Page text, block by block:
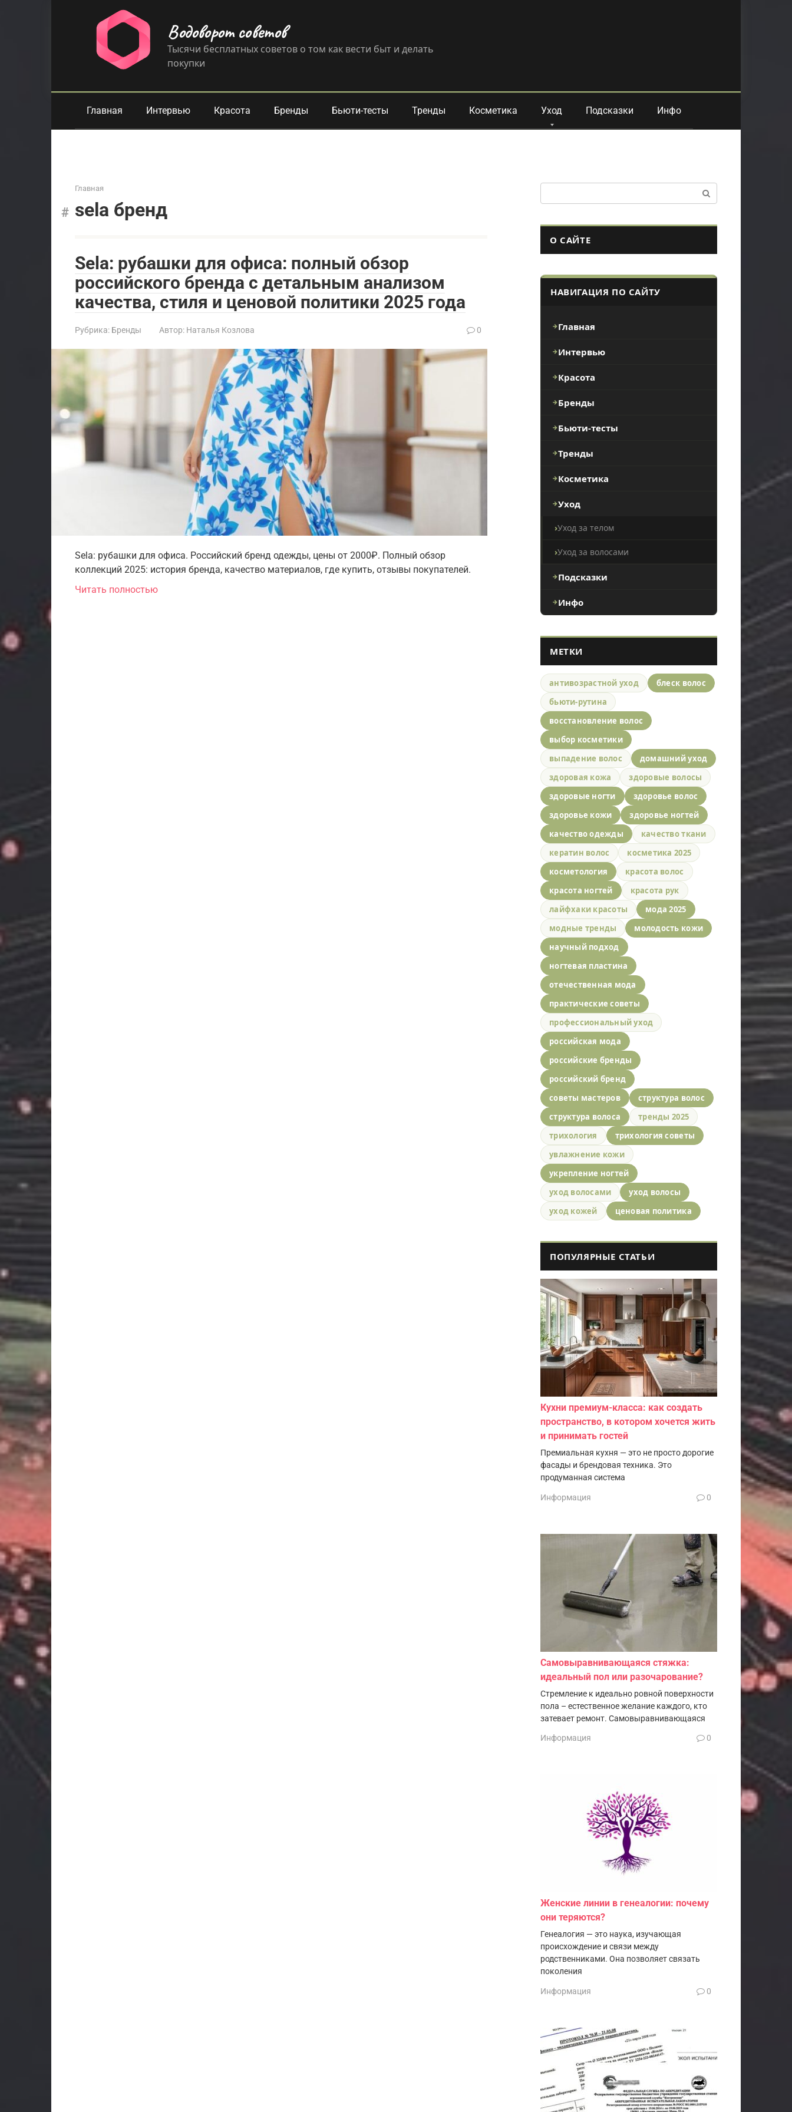
Водоворот советов
Тысячи бесплатных советов о том как вести быт и делать
покупки
Главная Интервью Красота Бренды Бьюти-тесты Тренды Косметика Уход Подсказки Инфо
Главная
sela бренд
Sela: рубашки для офиса: полный обзор
российского бренда с детальным анализом
качества, стиля и ценовой политики 2025 года
Рубрика: Бренды Автор: Наталья Козлова 0
Sela: рубашки для офиса. Российский бренд одежды, цены от 2000₽. Полный обзор
коллекций 2025: история бренда, качество материалов, где купить, отзывы покупателей.
Читать полностью
О САЙТЕ
НАВИГАЦИЯ ПО САЙТУ
Главная
Интервью
Красота
Бренды
Бьюти-тесты
Тренды
Косметика
Уход
Уход за телом
Уход за волосами
Подсказки
Инфо
МЕТКИ
антивозрастной уход
блеск волос
бьюти-рутина
восстановление волос
выбор косметики
выпадение волос
домашний уход
здоровая кожа
здоровые волосы
здоровые ногти
здоровье волос
здоровье кожи
здоровье ногтей
качество одежды
качество ткани
кератин волос
косметика 2025
косметология
красота волос
красота ногтей
красота рук
лайфхаки красоты
мода 2025
модные тренды
молодость кожи
научный подход
ногтевая пластина
отечественная мода
практические советы
профессиональный уход
российская мода
российские бренды
российский бренд
советы мастеров
структура волос
структура волоса
тренды 2025
трихология
трихология советы
увлажнение кожи
укрепление ногтей
уход волосами
уход волосы
уход кожей
ценовая политика
ПОПУЛЯРНЫЕ СТАТЬИ
Кухни премиум-класса: как создать
пространство, в котором хочется жить
и принимать гостей
Премиальная кухня — это не просто дорогие
фасады и брендовая техника. Это
продуманная система
Информация 0
Самовыравнивающаяся стяжка:
идеальный пол или разочарование?
Стремление к идеально ровной поверхности
пола – естественное желание каждого, кто
затевает ремонт. Самовыравнивающаяся
Информация 0
Женские линии в генеалогии: почему
они теряются?
Генеалогия — это наука, изучающая
происхождение и связи между
родственниками. Она позволяет связать
поколения
Информация 0